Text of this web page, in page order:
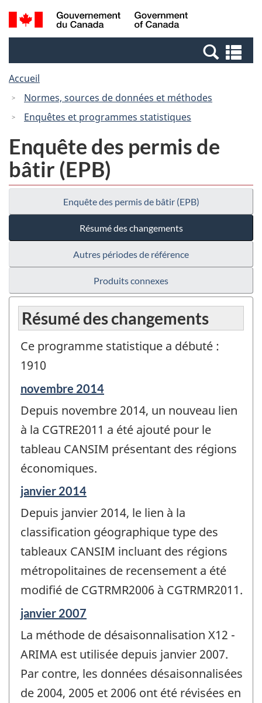
Passer
au
Passer
à
Canada
Recherche
et
et
Accueil
Normes, sources de données et méthodes
Enquêtes et programmes statistiques
Enquête des permis de
bâtir (EPB)
Enquête des permis de bâtir (EPB)
Résumé des changements
Autres périodes de référence
Produits connexes
Résumé des changements
Ce programme statistique a débuté :
1910
Période
référence
de
-
novembre 2014
Depuis novembre 2014, un nouveau lien
à la CGTRE2011 a été ajouté pour le
tableau CANSIM présentant des régions
économiques.
Période
référence
de
-
janvier 2014
Depuis janvier 2014, le lien à la
classification géographique type des
tableaux CANSIM incluant des régions
métropolitaines de recensement a été
modifié de CGTRMR2006 à CGTRMR2011.
Période
référence
de
-
janvier 2007
La méthode de désaisonnalisation X12 -
ARIMA est utilisée depuis janvier 2007.
Par contre, les données désaisonnalisées
de 2004, 2005 et 2006 ont été révisées en